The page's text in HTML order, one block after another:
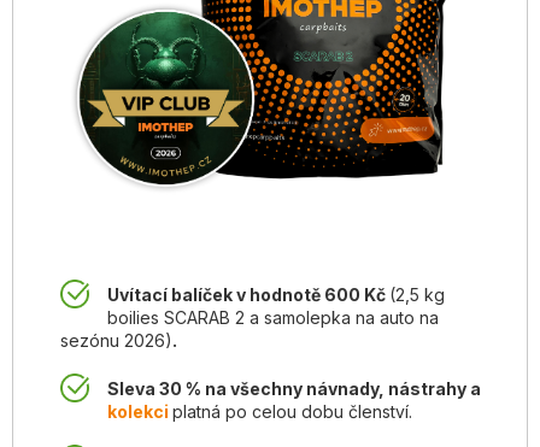
Uvítací balíček v hodnotě 600 Kč (2,5 kg
boilies SCARAB 2 a samolepka na auto na
sezónu 2026).
Sleva 30 % na všechny návnady, nástrahy a
kolekci platná po celou dobu členství.